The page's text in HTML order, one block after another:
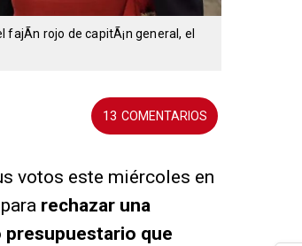
rojo de capitÃ¡n general, el
13
votos este miércoles en
rechazar una
presupuestario que